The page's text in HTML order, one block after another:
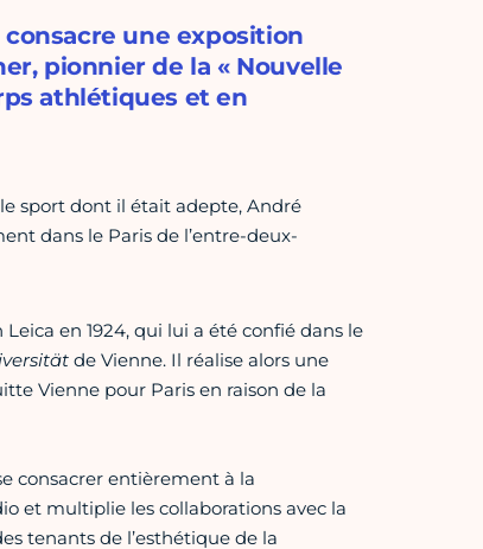
une exposition
pionnier de la « Nouvelle
athlétiques et en
sport dont il était adepte, André
dans le Paris de l’entre-deux-
en 1924, qui lui a été confié dans le
de Vienne. Il réalise alors une
Vienne pour Paris en raison de la
consacrer entièrement à la
et multiplie les collaborations avec la
tenants de l’esthétique de la